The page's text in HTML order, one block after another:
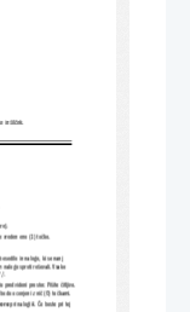
in šilček.
vreden eno (1) točko.
in nalogo, ki se nanj
nalogo sproti reševali. Vsako
.
predvideni prostor. Pišite čitljivo.
ocenjeni z nič (0) točkami.
pri nalogi A. Če boste pri tej